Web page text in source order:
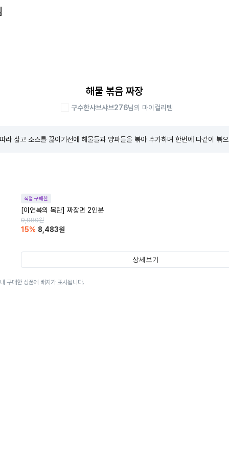
해물 볶음 짜장
구수한샤브샤브276님의 마이컬리템
라 삶고 소스를 끓이기전에 해물들과 양파들을 볶아 추가하며 한번에 다같이 볶
직접 구매한
[이연복의 목란] 짜장면 2인분
9,980원
15% 8,483원
상세보기
구매한 상품에 배지가 표시됩니다.